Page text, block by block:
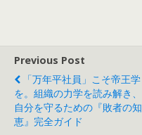
Previous Post
「万年平社員」こそ帝王学
を。組織の力学を読み解き、
自分を守るための『敗者の知
恵』完全ガイド